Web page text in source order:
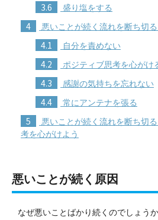
3.6 盛り塩をする
4 悪いことが続く流れを断ち切
4.1 自分を責めない
4.2 ポジティブ思考を心がけ
4.3 感謝の気持ちを忘れない
4.4 常にアンテナを張る
5
悪いことが続く流れを断ち切
考を心がけよう
悪いことが続く原因
なぜ悪いことばかり続くのでしょうか